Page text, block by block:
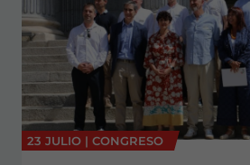
23 JULIO | CONGRESO